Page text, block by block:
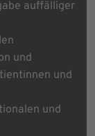
auffälliger
und
und
und